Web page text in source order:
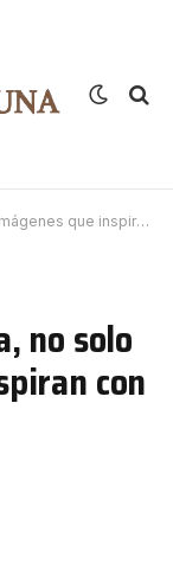
inspiran con FotoModel
no solo
con